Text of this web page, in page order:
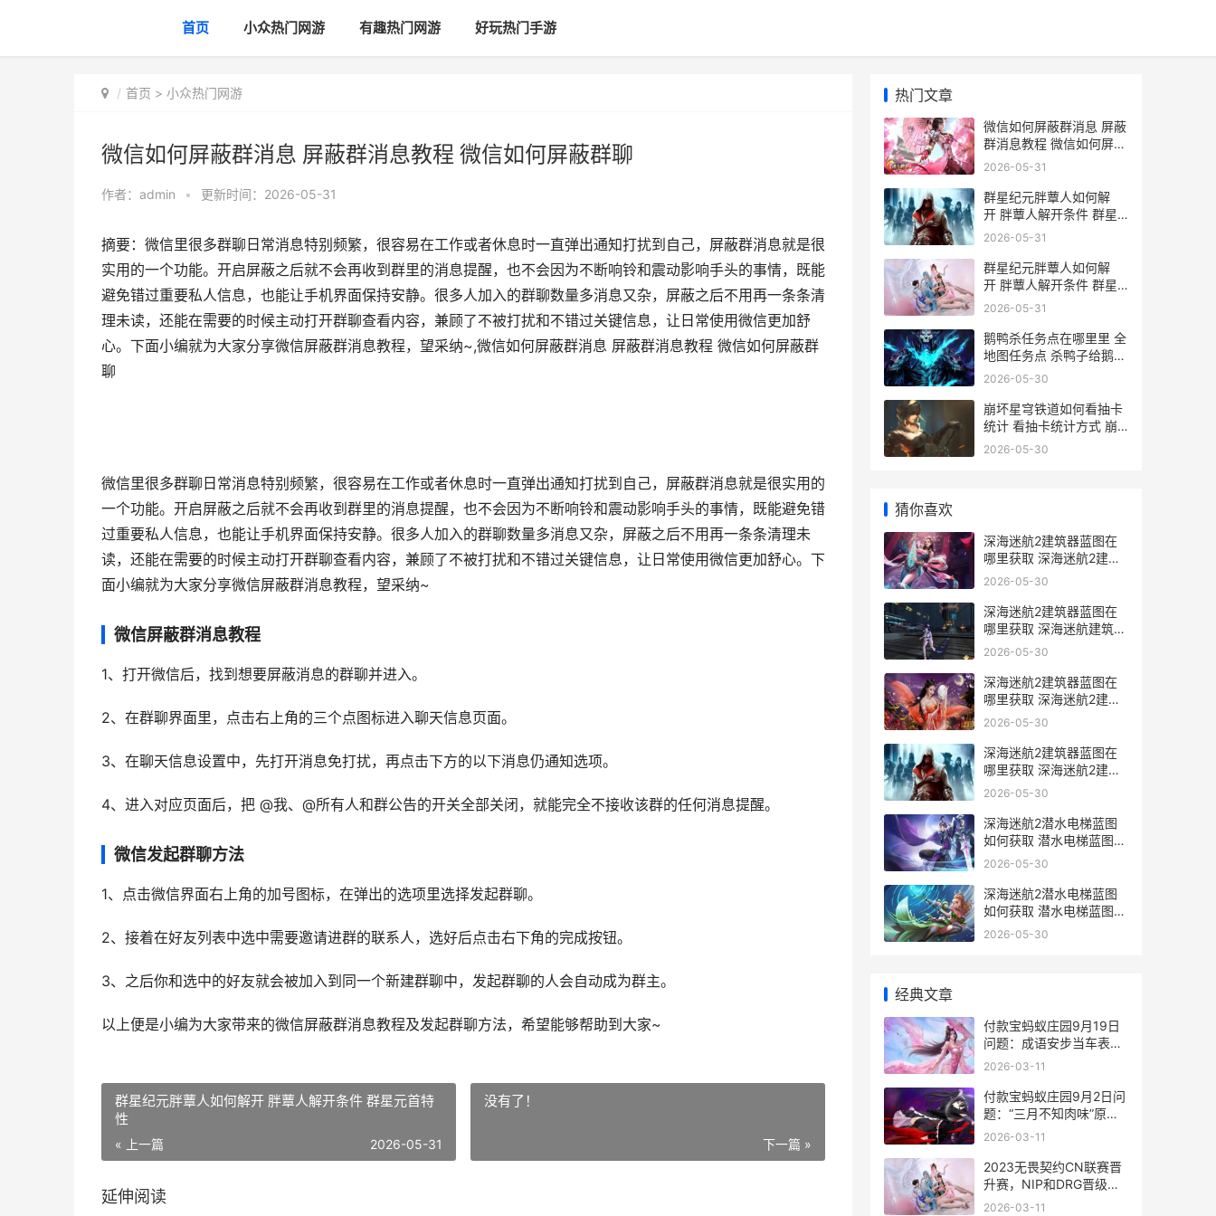
首页 小众热门网游 有趣热门网游 好玩热门手游
首页 > 小众热门网游
微信如何屏蔽群消息 屏蔽群消息教程 微信如何屏蔽群聊
作者： admin • 更新时间：2026-05-31
摘要：微信里很多群聊日常消息特别频繁，很容易在工作或者休息时一直弹出通知打扰到自己，屏蔽群消息就是很
实用的一个功能。开启屏蔽之后就不会再收到群里的消息提醒，也不会因为不断响铃和震动影响手头的事情，既能
避免错过重要私人信息，也能让手机界面保持安静。很多人加入的群聊数量多消息又杂，屏蔽之后不用再一条条清
理未读，还能在需要的时候主动打开群聊查看内容，兼顾了不被打扰和不错过关键信息，让日常使用微信更加舒
心。下面小编就为大家分享微信屏蔽群消息教程，望采纳~,微信如何屏蔽群消息 屏蔽群消息教程 微信如何屏蔽群
聊
微信里很多群聊日常消息特别频繁，很容易在工作或者休息时一直弹出通知打扰到自己，屏蔽群消息就是很实用的
一个功能。开启屏蔽之后就不会再收到群里的消息提醒，也不会因为不断响铃和震动影响手头的事情，既能避免错
过重要私人信息，也能让手机界面保持安静。很多人加入的群聊数量多消息又杂，屏蔽之后不用再一条条清理未
读，还能在需要的时候主动打开群聊查看内容，兼顾了不被打扰和不错过关键信息，让日常使用微信更加舒心。下
面小编就为大家分享微信屏蔽群消息教程，望采纳~
微信屏蔽群消息教程
1、打开微信后，找到想要屏蔽消息的群聊并进入。
2、在群聊界面里，点击右上角的三个点图标进入聊天信息页面。
3、在聊天信息设置中，先打开消息免打扰，再点击下方的以下消息仍通知选项。
4、进入对应页面后，把 @我、@所有人和群公告的开关全部关闭，就能完全不接收该群的任何消息提醒。
微信发起群聊方法
1、点击微信界面右上角的加号图标，在弹出的选项里选择发起群聊。
2、接着在好友列表中选中需要邀请进群的联系人，选好后点击右下角的完成按钮。
3、之后你和选中的好友就会被加入到同一个新建群聊中，发起群聊的人会自动成为群主。
以上便是小编为大家带来的微信屏蔽群消息教程及发起群聊方法，希望能够帮助到大家~
群星纪元胖蕈人如何解开 胖蕈人解开条件 群星元首特
性
« 上一篇 2026-05-31
没有了！
下一篇 »
延伸阅读
热门文章
微信如何屏蔽群消息 屏蔽
群消息教程 微信如何屏蔽
群聊
2026-05-31
群星纪元胖蕈人如何解
开 胖蕈人解开条件 群星
元首特性
2026-05-31
群星纪元胖蕈人如何解
开 胖蕈人解开条件 群星
原虫
2026-05-31
鹅鸭杀任务点在哪里里 全
地图任务点 杀鸭子给鹅看
是什么意思
2026-05-30
崩坏星穹铁道如何看抽卡
统计 看抽卡统计方式 崩
坏星穹铁道如何更改手机
2026-05-30
猜你喜欢
深海迷航2建筑器蓝图在
哪里获取 深海迷航2建筑
枪
2026-05-30
深海迷航2建筑器蓝图在
哪里获取 深海迷航建筑布
局
2026-05-30
深海迷航2建筑器蓝图在
哪里获取 深海迷航2建筑
bug
2026-05-30
深海迷航2建筑器蓝图在
哪里获取 深海迷航2建筑
无法拆除
2026-05-30
深海迷航2潜水电梯蓝图
如何获取 潜水电梯蓝图获
取策略 深海迷航2潜水电
2026-05-30
深海迷航2潜水电梯蓝图
如何获取 潜水电梯蓝图获
取策略 深海迷航2潜水服
2026-05-30
经典文章
​付款宝蚂蚁庄园9月19日
问题：成语安步当车表白
的意思是啥子
2026-03-11
付款宝蚂蚁庄园9月2日问
题：“三月不知肉味”原本
是孔子用来形容 付款宝蚂
2026-03-11
2023无畏契约CN联赛晋
升赛，NIP和DRG晋级淘
汰赛 无畏契约2021
2026-03-11